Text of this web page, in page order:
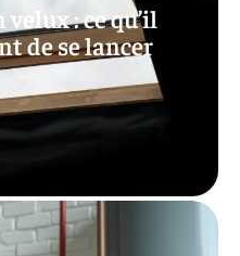
: ce qu’il
de se lancer